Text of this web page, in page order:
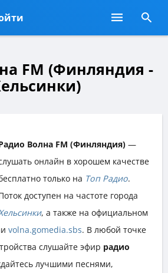
FM (Финляндия -
Волна FM (Финляндия) —
онлайн в хорошем качестве
только на Топ Радио.
доступен на частоте города
, а также на официальном
volna.gomedia.sbs. В любой точке
слушайте эфир радио
лучшими песнями,